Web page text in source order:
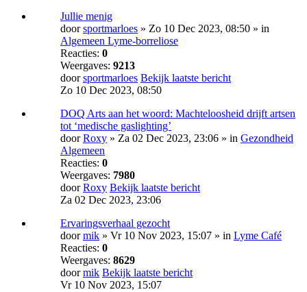
Jullie menig
doorsportmarloes » Zo 10 Dec 2023, 08:50 » in
Algemeen Lyme-borreliose
Reacties: 0
Weergaves: 9213
doorsportmarloes Bekijk laatste bericht
Zo 10 Dec 2023, 08:50
DOQ Arts aan het woord: Machte­loosheid drijft artsen
tot ‘medische gas­lighting’
doorRoxy » Za 02 Dec 2023, 23:06 » in Gezondheid
Algemeen
Reacties: 0
Weergaves: 7980
doorRoxy Bekijk laatste bericht
Za 02 Dec 2023, 23:06
Ervaringsverhaal gezocht
doormik » Vr 10 Nov 2023, 15:07 » in Lyme Café
Reacties: 0
Weergaves: 8629
doormik Bekijk laatste bericht
Vr 10 Nov 2023, 15:07